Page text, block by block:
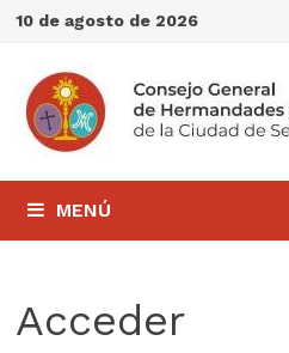
Saltar
contenido
10 de agosto de 2026
MENÚ
Acceder